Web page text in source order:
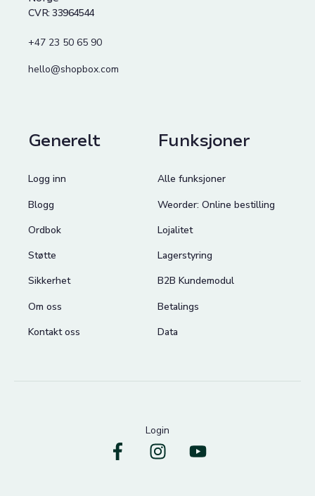
CVR: 33964544
+47 23 50 65 90
hello@shopbox.com
Generelt
Logg inn
Blogg
Ordbok
Støtte
Sikkerhet
Om oss
Kontakt oss
Funksjoner
Alle funksjoner
Weorder: Online bestilling
Lojalitet
Lagerstyring
B2B Kundemodul
Betalings
Data
Login